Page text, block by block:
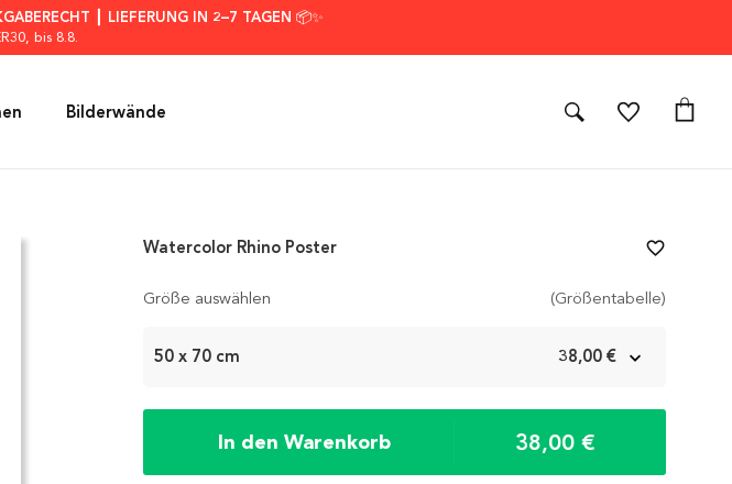
┃ LIEFERUNG IN 2–7 TAGEN 📦✨
, bis 8.8.
Bilderwände
Größe auswählen (Größentabelle)
50 x 70 cm 38,00 €
In den Warenkorb 38,00 €
Watercolor Rhino Poster favorite_border